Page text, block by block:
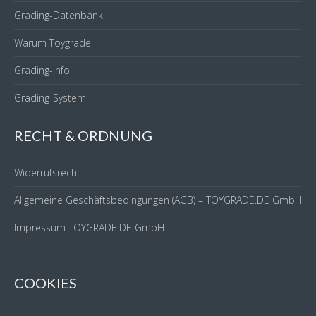
Grading-Datenbank
Warum Toygrade
Grading-Info
Grading-System
RECHT & ORDNUNG
Widerrufsrecht
Allgemeine Geschäftsbedingungen (AGB) – TOYGRADE.DE GmbH
Impressum TOYGRADE.DE GmbH
COOKIES